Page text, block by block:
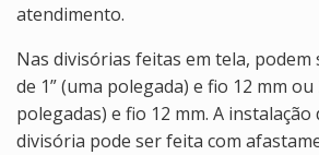
atendimento.
Nas divisórias feitas em tela, podem
de 1” (uma polegada) e fio 12 mm ou
polegadas) e fio 12 mm. A instalação
divisória pode ser feita com